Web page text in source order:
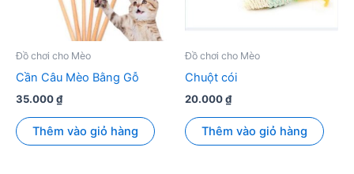
Đồ chơi cho Mèo
Cần Câu Mèo Bằng Gỗ
35.000₫
Thêm vào giỏ hàng
Đồ chơi cho Mèo
Chuột cói
20.000₫
Thêm vào giỏ hàng